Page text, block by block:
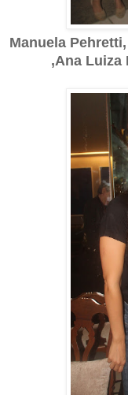
Manuela
,Ana Luiza